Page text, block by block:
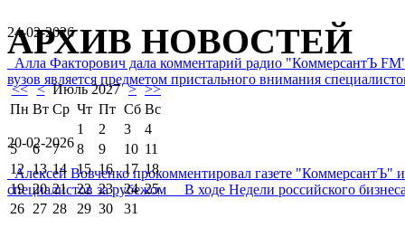
24-02-2026
Алла Факторович дала комментарий радио "КоммерсантЪ
вузов является предметом пристального внимания
20-02-2026
Алексей Вовченко прокомментировал газете
специалистов за рубежом В ходе Недели российского
АРХИВ НОВОСТЕЙ
<< < Июль 2027 > >>
Пн Вт Ср Чт Пт Сб Вс
1
2 3
4
5
6 7 8 9 10 11
12
13 14 15 16 17 18
19 20 21 22 23 24 25
26 27 28 29 30 31